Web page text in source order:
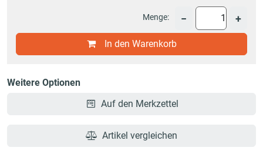
Menge: − +
In den Warenkorb
Weitere Optionen
Auf den Merkzettel
Artikel vergleichen